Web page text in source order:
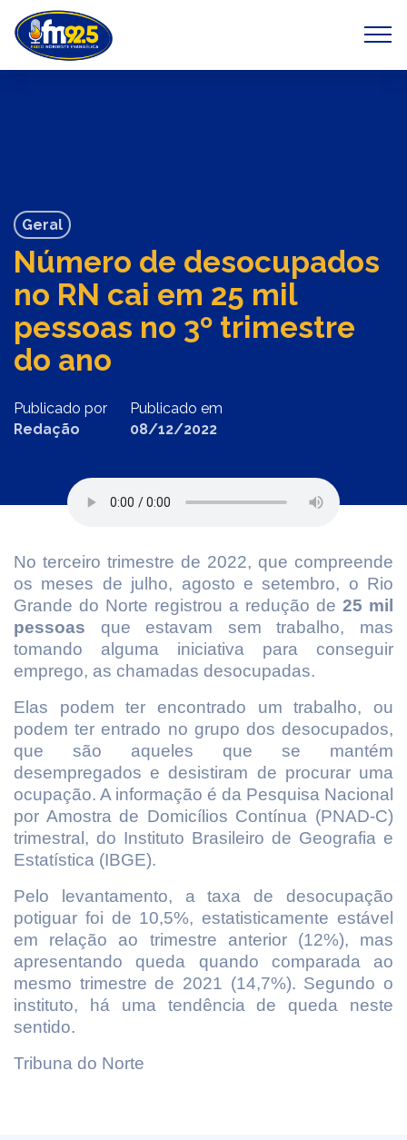
Previous Next
Geral
Número de desocupados
no RN cai em 25 mil
pessoas no 3º trimestre
do ano
Publicado por
Redação
Publicado em
08/12/2022
No terceiro trimestre de 2022, que compreende
os meses de julho, agosto e setembro, o Rio
Grande do Norte registrou a redução de 25 mil
pessoas que estavam sem trabalho, mas
tomando alguma iniciativa para conseguir
emprego, as chamadas desocupadas.
Elas podem ter encontrado um trabalho, ou
podem ter entrado no grupo dos desocupados,
que são aqueles que se mantém
desempregados e desistiram de procurar uma
ocupação. A informação é da Pesquisa Nacional
por Amostra de Domicílios Contínua (PNAD-C)
trimestral, do Instituto Brasileiro de Geografia e
Estatística (IBGE).
Pelo levantamento, a taxa de desocupação
potiguar foi de 10,5%, estatisticamente estável
em relação ao trimestre anterior (12%), mas
apresentando queda quando comparada ao
mesmo trimestre de 2021 (14,7%). Segundo o
instituto, há uma tendência de queda neste
sentido.
Tribuna do Norte